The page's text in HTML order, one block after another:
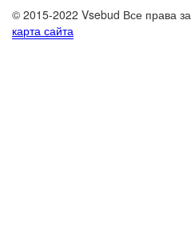
© 2015-2022 Vsebud Все права
карта сайта